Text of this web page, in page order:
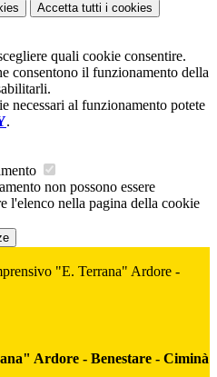
Accetta tutti i cookies
quali cookie consentire.
consentono il funzionamento della
necessari al funzionamento potete
.
non possono essere
l'elenco nella pagina della cookie
"E. Terrana" Ardore -
Ardore - Benestare - Ciminà